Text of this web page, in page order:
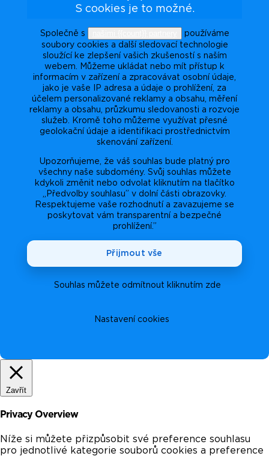
S cookies je to možné.
Společně s
používáme
soubory cookies a další sledovací technologie
sloužící ke zlepšení vašich zkušeností s naším
webem. Můžeme ukládat nebo mít přístup k
informacím v zařízení a zpracovávat osobní údaje,
jako je vaše IP adresa a údaje o prohlížení, za
účelem personalizované reklamy a obsahu, měření
reklamy a obsahu, průzkumu sledovanosti a rozvoje
služeb. Kromě toho můžeme využívat přesné
geolokační údaje a identifikaci prostřednictvím
skenování zařízení.
Upozorňujeme, že váš souhlas bude platný pro
všechny naše subdomény. Svůj souhlas můžete
kdykoli změnit nebo odvolat kliknutím na tlačítko
„Předvolby souhlasu” v dolní části obrazovky.
Respektujeme vaše rozhodnutí a zavazujeme se
poskytovat vám transparentní a bezpečné
prohlížení.”
Nastavení cookies
Souhlas můžete odmítnout kliknutím zde
Přijmout vše
Zavřít
Privacy Overview
Níže si můžete přizpůsobit své preference souhlasu
pro jednotlivé kategorie souborů cookies a preference